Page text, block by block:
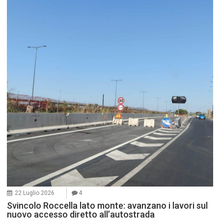
22 Luglio 2026 4
Svincolo Roccella lato monte: avanzano i lavori sul
nuovo accesso diretto all’autostrada